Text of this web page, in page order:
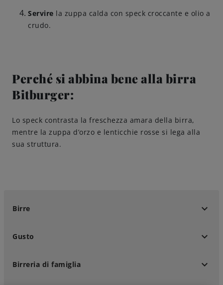
Servire la zuppa calda con speck croccante e olio a
crudo.
Perché si abbina bene alla birra
Bitburger:
Lo speck contrasta la freschezza amara della birra,
mentre la zuppa d’orzo e lenticchie rosse si lega alla
sua struttura.
Birre keyboard_arrow_down
Gusto keyboard_arrow_down
Birreria di famiglia keyboard_arrow_down